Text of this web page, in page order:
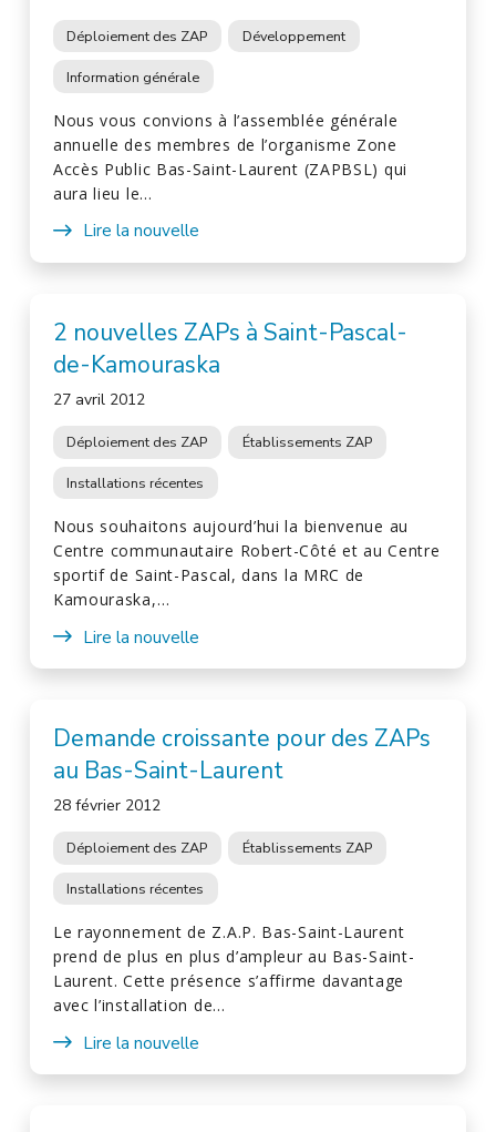
Déploiement des ZAP Développement
Information générale
Nous vous convions à l’assemblée générale
annuelle des membres de l’organisme Zone
Accès Public Bas-Saint-Laurent (ZAPBSL) qui
aura lieu le…
Lire la nouvelle
2 nouvelles ZAPs à Saint-Pascal-
de-Kamouraska
27 avril 2012
Déploiement des ZAP Établissements ZAP
Installations récentes
Nous souhaitons aujourd’hui la bienvenue au
Centre communautaire Robert-Côté et au Centre
sportif de Saint-Pascal, dans la MRC de
Kamouraska,…
Lire la nouvelle
Demande croissante pour des ZAPs
au Bas-Saint-Laurent
28 février 2012
Déploiement des ZAP Établissements ZAP
Installations récentes
Le rayonnement de Z.A.P. Bas-Saint-Laurent
prend de plus en plus d’ampleur au Bas-Saint-
Laurent. Cette présence s’affirme davantage
avec l’installation de…
Lire la nouvelle